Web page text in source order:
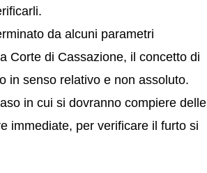
da alcuni parametri
Corte di Cassazione, il concetto di
in senso relativo e non assoluto.
in cui si dovranno compiere delle
immediate, per verificare il furto si